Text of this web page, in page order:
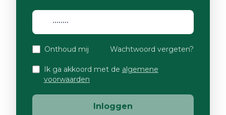
Onthoud mij Wachtwoord vergeten?
Ik ga akkoord met de algemene
voorwaarden
Inloggen